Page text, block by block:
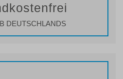
DEUTSCHLANDS